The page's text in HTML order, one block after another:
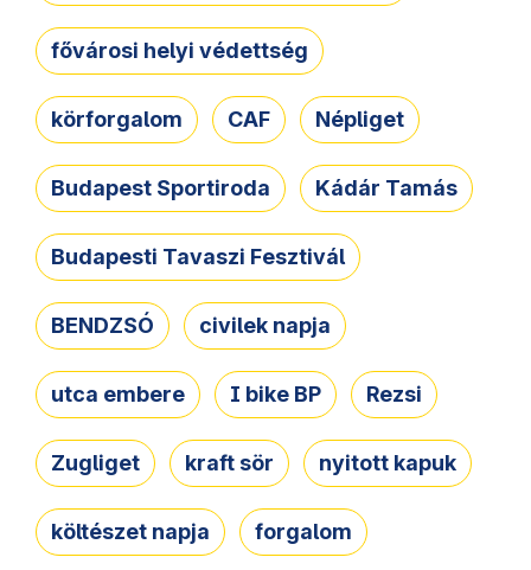
fővárosi helyi védettség
körforgalom CAF Népliget
Budapest Sportiroda Kádár Tamás
Budapesti Tavaszi Fesztivál
BENDZSÓ civilek napja
utca embere I bike BP Rezsi
Zugliget kraft sör nyitott kapuk
költészet napja forgalom